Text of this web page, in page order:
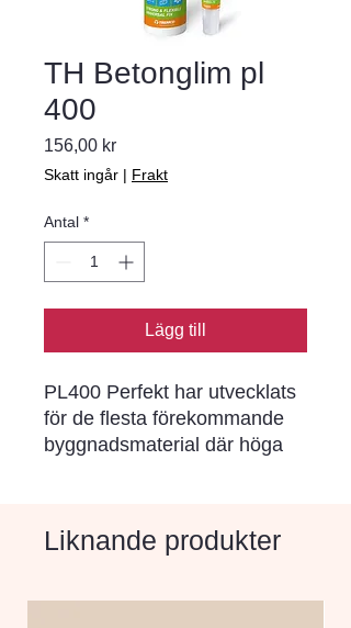
TH Betonglim pl
400
156,00 krPris
Skatt ingår | Frakt
Antal *
Lägg till
PL400 Perfekt har utvecklats
för de flesta förekommande
byggnadsmaterial där höga
elastiskt och vädertåligt
SP-polymer-teknik som med
Liknande produkter